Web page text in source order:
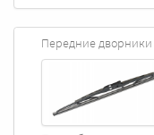
Передние дворники